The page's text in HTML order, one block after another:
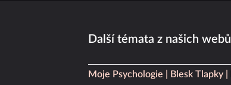
Další témata z našich webů
Moje Psychologie Blesk Tlapky